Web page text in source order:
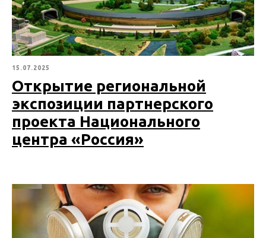
15.07.2025
Открытие региональной
экспозиции партнерского
проекта Национального
центра «Россия»